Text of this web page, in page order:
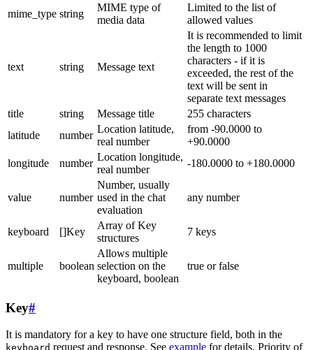
mime_type string
MIME type of
media data
Limited to the list of
allowed values
text string Message text
It is recommended to limit
the length to 1000
characters - if it is
exceeded, the rest of the
text will be sent in
separate text messages
title
string Message title
255 characters
latitude
number
Location latitude,
real number
from -90.0000 to
+90.0000
longitude
number
Location longitude,
real number
-180.0000 to +180.0000
value number
Number, usually
used in the chat
evaluation
any number
keyboard []Key
Array of Key
structures
7 keys
multiple boolean
Allows multiple
selection on the
keyboard, boolean
true or false
Key#
It is mandatory for a key to have one structure field, both in the
keyboard request and response. See example for details. Priority of